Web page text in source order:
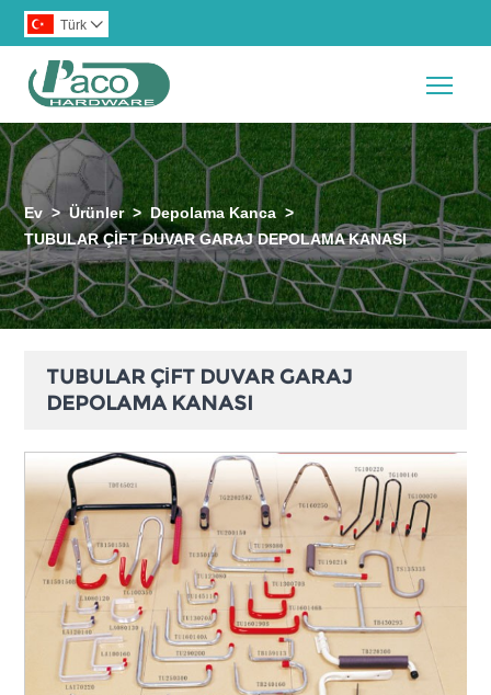
Türk 
Ev > Ürünler > Depolama Kanca >
TUBULAR ÇİFT DUVAR GARAJ DEPOLAMA KANASI
TUBULAR ÇİFT DUVAR GARAJ
DEPOLAMA KANASI